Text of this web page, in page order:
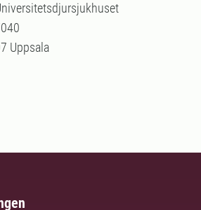
Uppsala